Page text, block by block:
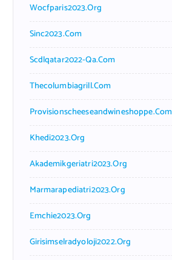
Wocfparis2023.org
Sinc2023.com
Scdlqatar2022-Qa.com
Thecolumbiagrill.com
Provisionscheeseandwineshoppe.com
Khedi2023.org
Akademikgeriatri2023.org
Marmarapediatri2023.org
Emchie2023.org
Girisimselradyoloji2022.org